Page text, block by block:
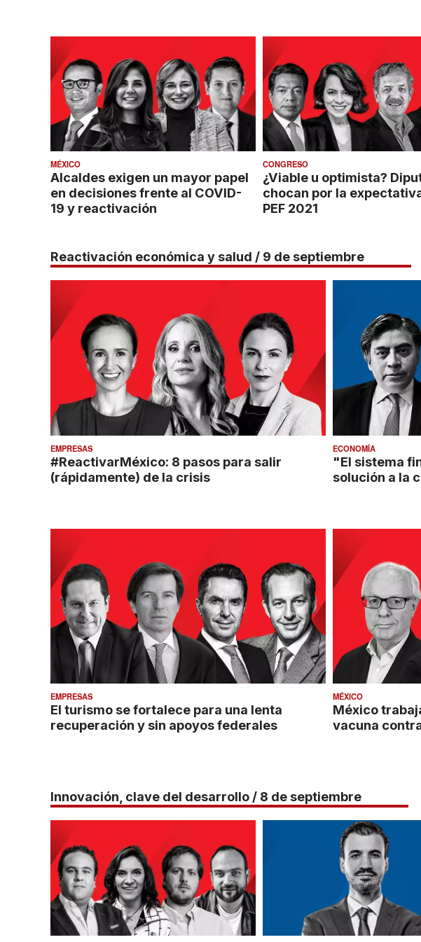
MÉXICO
Alcaldes exigen un mayor papel
en decisiones frente al COVID-
19 y reactivación
CONGRESO
¿Viable u optimista?
chocan por la
PEF 2021
Reactivación económica y salud / 9 de septiembre
EMPRESAS
#ReactivarMéxico: 8 pasos para salir
(rápidamente) de la crisis
ECONOMÍA
"El sistema
solución a la
EMPRESAS
El turismo se fortalece para una lenta
recuperación y sin apoyos federales
MÉXICO
México
vacuna
Innovación, clave del desarrollo / 8 de septiembre